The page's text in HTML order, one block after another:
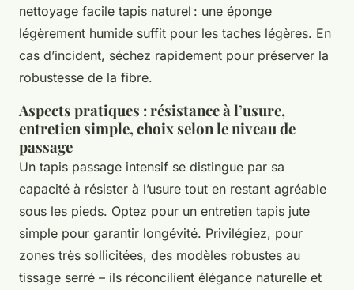
nettoyage facile tapis naturel : une éponge
légèrement humide suffit pour les taches légères. En
cas d’incident, séchez rapidement pour préserver la
robustesse de la fibre.
Aspects pratiques : résistance à l’usure,
entretien simple, choix selon le niveau de
passage
Un tapis passage intensif se distingue par sa
capacité à résister à l’usure tout en restant agréable
sous les pieds. Optez pour un entretien tapis jute
simple pour garantir longévité. Privilégiez, pour
zones très sollicitées, des modèles robustes au
tissage serré – ils réconcilient élégance naturelle et